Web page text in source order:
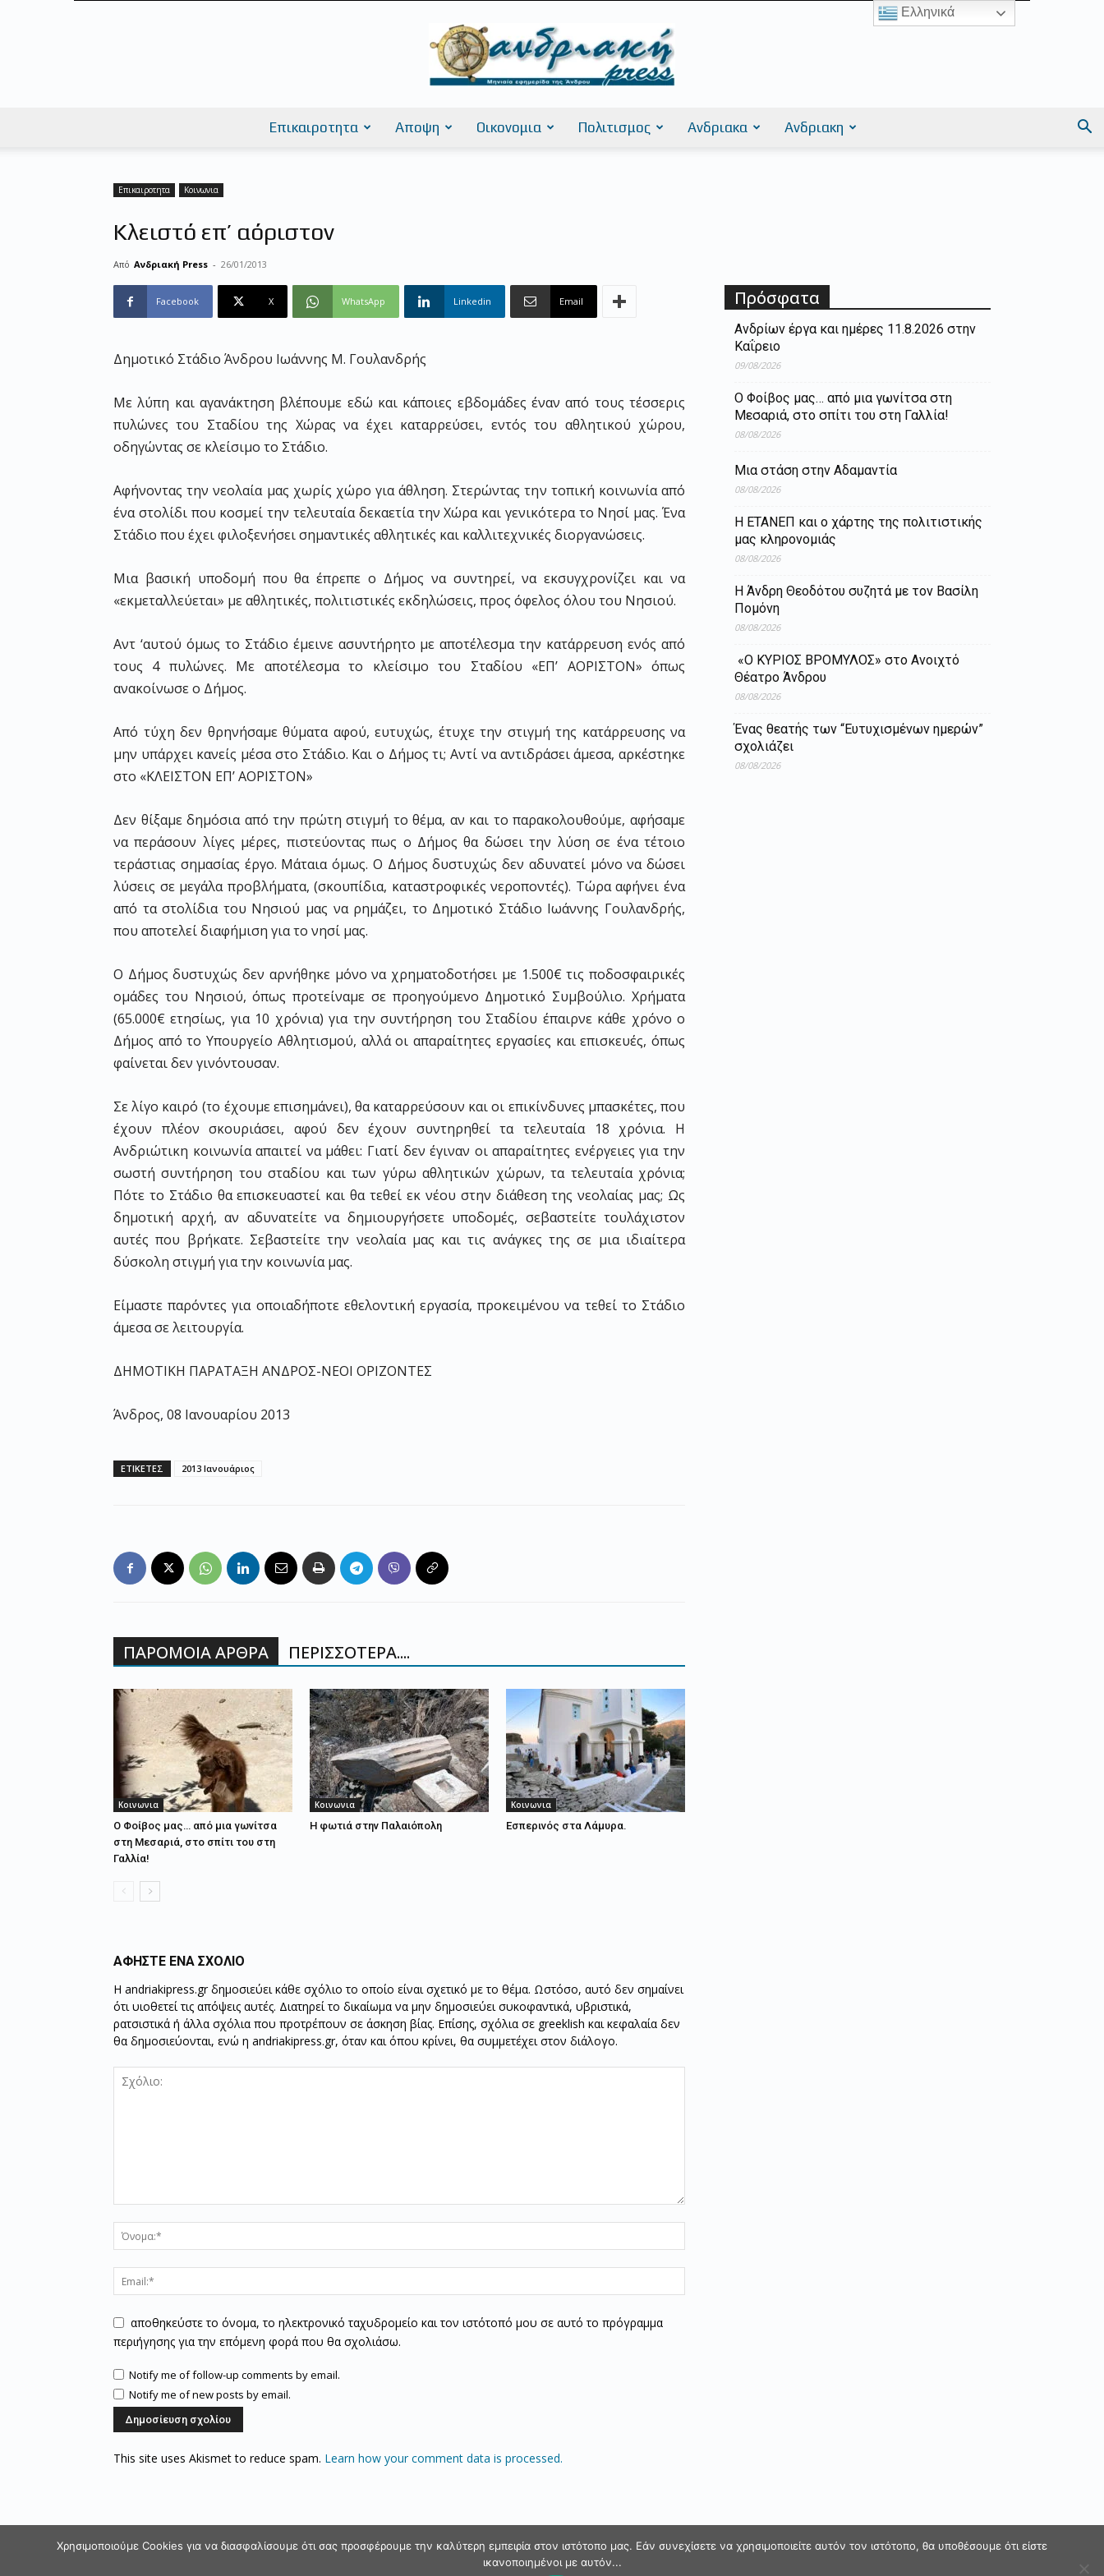
Επικαιροτητα Αποψη Οικονομια Πολιτισμος Ανδριακα Ανδριακη
Επικαιροτητα Κοινωνια
Κλειστό επ’ αόριστον
Από Ανδριακή Press - 26/01/2013
Facebook X WhatsApp Linkedin Email
Δημοτικό Στάδιο Άνδρου Ιωάννης Μ. Γουλανδρής
Με λύπη και αγανάκτηση βλέπουμε εδώ και κάποιες εβδομάδες έναν από τους τέσσερις
πυλώνες του Σταδίου της Χώρας να έχει καταρρεύσει, εντός του αθλητικού χώρου,
οδηγώντας σε κλείσιμο το Στάδιο.
Αφήνοντας την νεολαία μας χωρίς χώρο για άθληση. Στερώντας την τοπική κοινωνία από
ένα στολίδι που κοσμεί την τελευταία δεκαετία την Χώρα και γενικότερα το Νησί μας. Ένα
Στάδιο που έχει φιλοξενήσει σημαντικές αθλητικές και καλλιτεχνικές διοργανώσεις.
Μια βασική υποδομή που θα έπρεπε ο Δήμος να συντηρεί, να εκσυγχρονίζει και να
«εκμεταλλεύεται» με αθλητικές, πολιτιστικές εκδηλώσεις, προς όφελος όλου του Νησιού.
Αντ ‘αυτού όμως το Στάδιο έμεινε ασυντήρητο με αποτέλεσμα την κατάρρευση ενός από
τους 4 πυλώνες. Με αποτέλεσμα το κλείσιμο του Σταδίου «ΕΠ’ ΑΟΡΙΣΤΟΝ» όπως
ανακοίνωσε ο Δήμος.
Από τύχη δεν θρηνήσαμε θύματα αφού, ευτυχώς, έτυχε την στιγμή της κατάρρευσης να
μην υπάρχει κανείς μέσα στο Στάδιο. Και ο Δήμος τι; Αντί να αντιδράσει άμεσα, αρκέστηκε
στο «ΚΛΕΙΣΤΟΝ ΕΠ’ ΑΟΡΙΣΤΟΝ»
Δεν θίξαμε δημόσια από την πρώτη στιγμή το θέμα, αν και το παρακολουθούμε, αφήσαμε
να περάσουν λίγες μέρες, πιστεύοντας πως ο Δήμος θα δώσει την λύση σε ένα τέτοιο
τεράστιας σημασίας έργο. Μάταια όμως. Ο Δήμος δυστυχώς δεν αδυνατεί μόνο να δώσει
λύσεις σε μεγάλα προβλήματα, (σκουπίδια, καταστροφικές νεροποντές). Τώρα αφήνει ένα
από τα στολίδια του Νησιού μας να ρημάζει, το Δημοτικό Στάδιο Ιωάννης Γουλανδρής,
που αποτελεί διαφήμιση για το νησί μας.
Ο Δήμος δυστυχώς δεν αρνήθηκε μόνο να χρηματοδοτήσει με 1.500€ τις ποδοσφαιρικές
ομάδες του Νησιού, όπως προτείναμε σε προηγούμενο Δημοτικό Συμβούλιο. Χρήματα
(65.000€ ετησίως, για 10 χρόνια) για την συντήρηση του Σταδίου έπαιρνε κάθε χρόνο ο
Δήμος από το Υπουργείο Αθλητισμού, αλλά οι απαραίτητες εργασίες και επισκευές, όπως
φαίνεται δεν γινόντουσαν.
Σε λίγο καιρό (το έχουμε επισημάνει), θα καταρρεύσουν και οι επικίνδυνες μπασκέτες, που
έχουν πλέον σκουριάσει, αφού δεν έχουν συντηρηθεί τα τελευταία 18 χρόνια. Η
Ανδριώτικη κοινωνία απαιτεί να μάθει: Γιατί δεν έγιναν οι απαραίτητες ενέργειες για την
σωστή συντήρηση του σταδίου και των γύρω αθλητικών χώρων, τα τελευταία χρόνια;
Πότε το Στάδιο θα επισκευαστεί και θα τεθεί εκ νέου στην διάθεση της νεολαίας μας; Ως
δημοτική αρχή, αν αδυνατείτε να δημιουργήσετε υποδομές, σεβαστείτε τουλάχιστον
αυτές που βρήκατε. Σεβαστείτε την νεολαία μας και τις ανάγκες της σε μια ιδιαίτερα
δύσκολη στιγμή για την κοινωνία μας.
Είμαστε παρόντες για οποιαδήποτε εθελοντική εργασία, προκειμένου να τεθεί το Στάδιο
άμεσα σε λειτουργία.
ΔΗΜΟΤΙΚΗ ΠΑΡΑΤΑΞΗ ΑΝΔΡΟΣ-ΝΕΟΙ ΟΡΙΖΟΝΤΕΣ
Άνδρος, 08 Ιανουαρίου 2013
ΕΤΙΚΕΤΕΣ 2013 Ιανουάριος
ΠΑΡΟΜΟΙΑ ΑΡΘΡΑ ΠΕΡΙΣΣΟΤΕΡΑ....
Κοινωνια
Ο Φοίβος μας… από μια γωνίτσα
στη Μεσαριά, στο σπίτι του στη
Γαλλία!
Κοινωνια
Η φωτιά στην Παλαιόπολη
Κοινωνια
Εσπερινός στα Λάμυρα.
ΑΦΗΣΤΕ ΕΝΑ ΣΧΟΛΙΟ
Η andriakipress.gr δημοσιεύει κάθε σχόλιο το οποίο είναι σχετικό με το θέμα. Ωστόσο, αυτό δεν σημαίνει
ότι υιοθετεί τις απόψεις αυτές. Διατηρεί το δικαίωμα να μην δημοσιεύει συκοφαντικά, υβριστικά,
ρατσιστικά ή άλλα σχόλια που προτρέπουν σε άσκηση βίας. Επίσης, σχόλια σε greeklish και κεφαλαία δεν
θα δημοσιεύονται, ενώ η andriakipress.gr, όταν και όπου κρίνει, θα συμμετέχει στον διάλογο.
αποθηκεύστε το όνομα, το ηλεκτρονικό ταχυδρομείο και τον ιστότοπό μου σε αυτό το πρόγραμμα
περιήγησης για την επόμενη φορά που θα σχολιάσω.
Notify me of follow-up comments by email.
Notify me of new posts by email.
This site uses Akismet to reduce spam. Learn how your comment data is processed.
Πρόσφατα
Ανδρίων έργα και ημέρες 11.8.2026 στην
Καΐρειο
09/08/2026
Ο Φοίβος μας… από μια γωνίτσα στη
Μεσαριά, στο σπίτι του στη Γαλλία!
08/08/2026
Μια στάση στην Αδαμαντία
08/08/2026
Η ΕΤΑΝΕΠ και ο χάρτης της πολιτιστικής
μας κληρονομιάς
08/08/2026
Η Άνδρη Θεοδότου συζητά με τον Βασίλη
Πομόνη
08/08/2026
«Ο ΚΥΡΙΟΣ ΒΡΟΜΥΛΟΣ» στο Ανοιχτό
Θέατρο Άνδρου
08/08/2026
Ένας θεατής των “Ευτυχισμένων ημερών”
σχολιάζει
08/08/2026
Ελληνικά
Χρησιμοποιούμε Cookies για να διασφαλίσουμε ότι σας προσφέρουμε την καλύτερη εμπειρία στον ιστότοπο μας. Εάν συνεχίσετε να χρησιμοποιείτε αυτόν τον ιστότοπο, θα υποθέσουμε ότι είστε
ικανοποιημένοι με αυτόν...